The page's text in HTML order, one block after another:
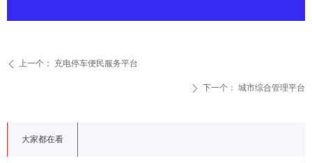
大家都在看
ꄴ 上一个： 充电停车便民服务平台
ꄲ 下一个： 城市综合管理平台